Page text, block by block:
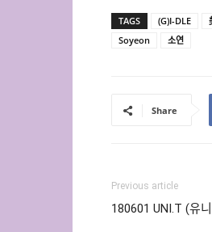
TAGS (G)I-DLE
Soyeon
소연
Share
Previous article
180601 UNI.T (유